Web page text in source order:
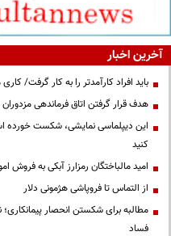
آخرین اخبار
باید افراد کارآمدتر را به کار گرفت/
هدف قرار گرفتن اتاق‌ فرماندهی
این دیپلماسی نمایشی، شکست خورده
کنید
امید مالباختگان رمزارز آبکی به فروش
از التماس تا فروپاشی هژمونی دلار
مطالبه برای شکستن انحصار پیمانکاری؛
فساد